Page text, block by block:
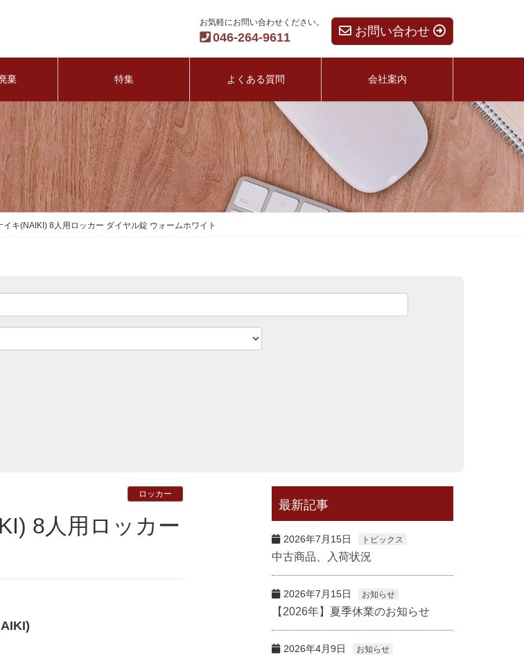
お気軽にお問い合わせください。
046-264-9611 お問い合わせ
棄 特集 よくある質問 会社案内
キ(NAIKI) 8人用ロッカー ダイヤル錠 ウォームホワイト
ロッカー
最新記事
2026年7月15日 トピックス
中古商品、入荷状況
2026年7月15日 お知らせ
【2026年】夏季休業のお知らせ
2026年4月9日 お知らせ